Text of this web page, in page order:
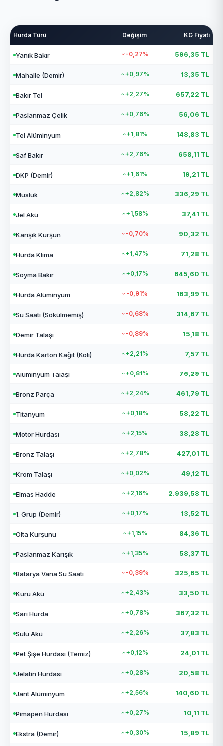
Hurda Türü Değişim KG Fiyatı
Yanık Bakır -0,27% 596,35 TL
Mahalle (Demir) +0,97% 13,35 TL
Bakır Tel +2,27% 657,22 TL
Paslanmaz Çelik +0,76% 56,06 TL
Tel Alüminyum +1,81% 148,83 TL
Saf Bakır +2,76% 658,11 TL
DKP (Demir) +1,61% 19,21 TL
Musluk +2,82% 336,29 TL
Jel Akü +1,58% 37,41 TL
Karışık Kurşun -0,70% 90,32 TL
Hurda Klima +1,47% 71,28 TL
Soyma Bakır +0,17% 645,60 TL
Hurda Alüminyum -0,91% 163,99 TL
Su Saati (Sökülmemiş) -0,68% 314,67 TL
Demir Talaşı -0,89% 15,18 TL
Hurda Karton Kağıt (Koli) +2,21% 7,57 TL
Alüminyum Talaşı +0,81% 76,29 TL
Bronz Parça +2,24% 461,79 TL
Titanyum +0,18% 58,22 TL
Motor Hurdası +2,15% 38,28 TL
Bronz Talaşı +2,78% 427,01 TL
Krom Talaşı +0,02% 49,12 TL
Elmas Hadde +2,16% 2.939,58 TL
1. Grup (Demir) +0,17% 13,52 TL
Olta Kurşunu +1,15% 84,36 TL
Paslanmaz Karışık +1,35% 58,37 TL
Batarya Vana Su Saati -0,39% 325,65 TL
Kuru Akü +2,43% 33,50 TL
Sarı Hurda +0,78% 367,32 TL
Sulu Akü +2,26% 37,83 TL
Pet Şişe Hurdası (Temiz) +0,12% 24,01 TL
Jelatin Hurdası +0,28% 20,58 TL
Jant Alüminyum +2,56% 140,60 TL
Pimapen Hurdası +0,27% 10,11 TL
Ekstra (Demir) +0,30% 15,89 TL